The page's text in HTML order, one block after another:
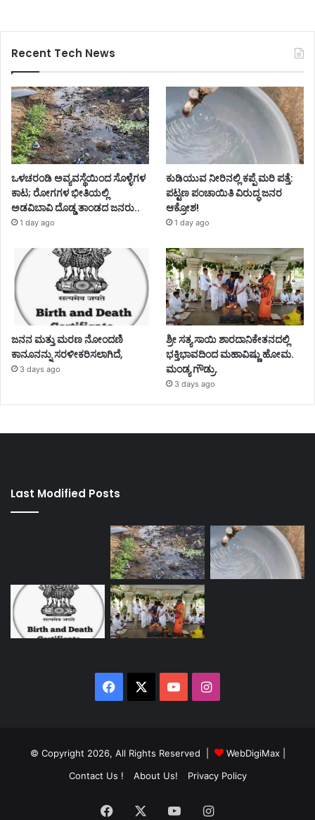
Recent Tech News
ಒಳಚರಂಡಿ ಅವ್ಯವಸ್ಥೆಯಿಂದ ಸೊಳ್ಳೆಗಳ
ಕಾಟ; ರೋಗಗಳ ಭೀತಿಯಲ್ಲಿ
ಅಡವಿಬಾವಿ ದೊಡ್ಡ ತಾಂಡದ ಜನರು..
1 day ago
ಕುಡಿಯುವ ನೀರಿನಲ್ಲಿ ಕಪ್ಪೆ ಮರಿ ಪತ್ತೆ:
ಪಟ್ಟಣ ಪಂಚಾಯಿತಿ ವಿರುದ್ಧ ಜನರ
ಆಕ್ರೋಶ!
1 day ago
ಜನನ ಮತ್ತು ಮರಣ ನೋಂದಣಿ
ಕಾನೂನನ್ನು ಸರಳೀಕರಿಸಲಾಗಿದೆ,
3 days ago
ಶ್ರೀ ಸತ್ಯ ಸಾಯಿ ಶಾರದಾನಿಕೇತನದಲ್ಲಿ
ಭಕ್ತಿಭಾವದಿಂದ ಮಹಾವಿಷ್ಣು ಹೋಮ.
ಮಂಡ್ಯ ಗೌಡ್ರು.
3 days ago
Last Modified Posts
Facebook YouTubeInstagram
© Copyright 2026, All Rights Reserved | WebDigiMax|
Contact Us !
About Us! Privacy Policy
Facebook YouTubeInstagram